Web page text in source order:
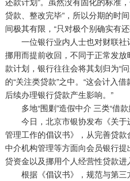
贷款、整改完毕”，所以分期的时
间极其有限，“只对极个别确实有还
一位银行业内人士也对财联
挪用而提前收回，不同于正常发
款计划，银行往往会将其划归为“
的“关注类贷款”之中。“这会计入
后续办理银行贷款产生影响。”
多地“围剿”造假中介 三类“借
今日，北京市银协发布《关
管理工作的倡议书》，从完善贷
中介机构管理等方面向会员银行
贷资金以及挪用个人经营性贷款进
根据《倡议书》，规范与第三